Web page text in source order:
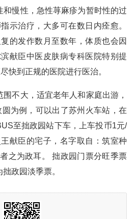
和慢性，急性荨麻疹为暂时性的过
示治疗，大多可在数日内痊愈。
的发作数月至数年，体质也会因
献臣中医皮肤病专科医院特别提
快到正规的医院进行医治。
不大，适宜老年人和家庭出游，
为例，可以出了苏州火车站，在
至拙政园站下车，上车投币1元/
献臣的宅子，名字取自：筑室种
之为政耳。 拙政园门票分旺季票
政园淡季票。